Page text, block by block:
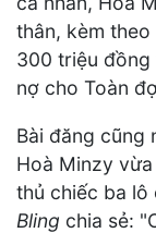
thân, kèm
300 triệu đồng
nợ cho Toàn
Bài đăng cũng
Hoà Minzy
thủ chiếc ba lô
Bling chia sẻ: